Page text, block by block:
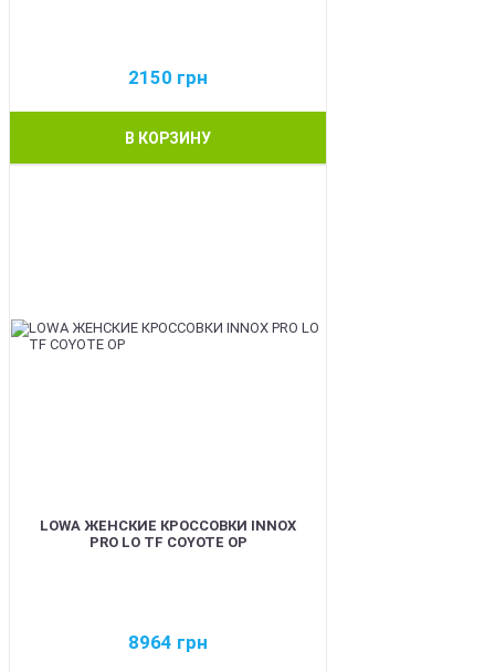
2150 грн
В КОРЗИНУ
LOWA ЖЕНСКИЕ КРОССОВКИ INNOX
PRO LO TF COYOTE OP
8964 грн